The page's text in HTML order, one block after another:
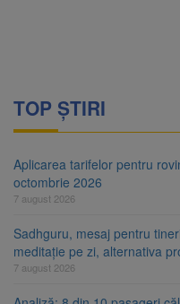
TOP ȘTIRI
Aplicarea tarifelor pentru
octombrie 2026
7 august 2026
Sadhguru, mesaj pentru
meditație pe zi, alternativa
7 august 2026